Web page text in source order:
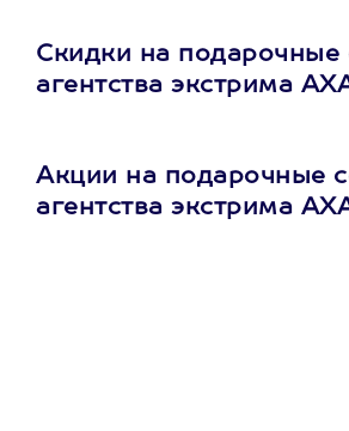
Скидки на подарочные
агентства экстрима
Акции на подарочные
агентства экстрима